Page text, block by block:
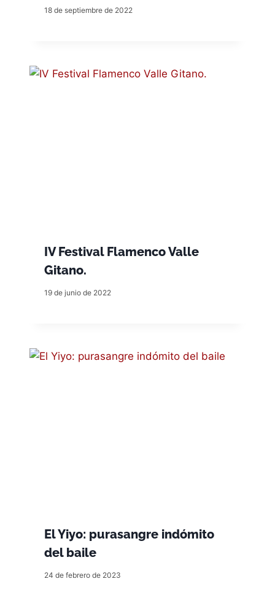
18 de septiembre de 2022
IV Festival Flamenco Valle
Gitano.
19 de junio de 2022
El Yiyo: purasangre indómito
del baile
24 de febrero de 2023